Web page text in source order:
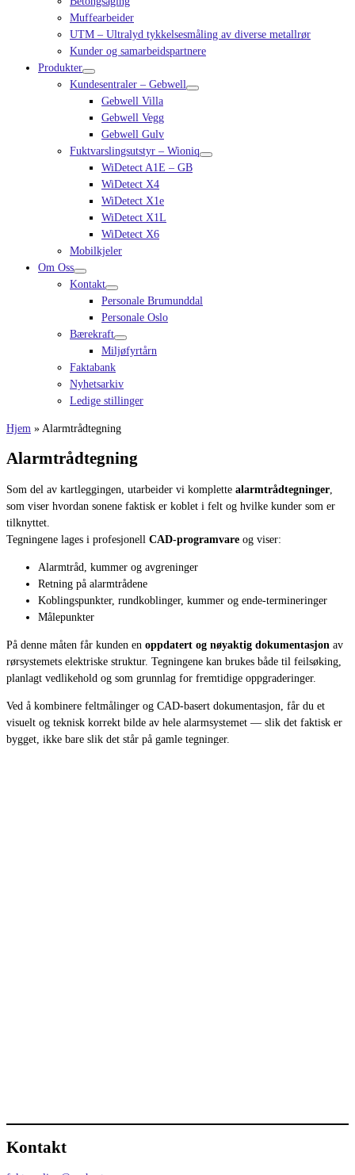
Muffearbeider
UTM – Ultralyd tykkelsesmåling av diverse metallrør
Kunder og samarbeidspartnere
Produkter
Kundesentraler – Gebwell
Gebwell Villa
Gebwell Vegg
Gebwell Gulv
Fuktvarslingsutstyr – Wioniq
WiDetect A1E – GB
WiDetect X4
WiDetect X1e
WiDetect X1L
WiDetect X6
Mobilkjeler
Om Oss
Kontakt
Personale Brumunddal
Personale Oslo
Bærekraft
Miljøfyrtårn
Faktabank
Nyhetsarkiv
Ledige stillinger
Hjem » Alarmtrådtegning
Alarmtrådtegning
Som del av kartleggingen, utarbeider vi komplette alarmtrådtegninger
som viser hvordan sonene faktisk er koblet i felt og hvilke kunder som er
tilknyttet.
Tegningene lages i profesjonell CAD-programvare og viser:
Alarmtråd, kummer og avgreninger
Retning på alarmtrådene
Koblingspunkter, rundkoblinger, kummer og ende-termineringer
Målepunkter
På denne måten får kunden en oppdatert og nøyaktig dokumentasjon av
rørsystemets elektriske struktur. Tegningene kan brukes både til feilsøking,
planlagt vedlikehold og som grunnlag for fremtidige oppgraderinger.
Ved å kombinere feltmålinger og CAD-basert dokumentasjon, får du et
visuelt og teknisk korrekt bilde av hele alarmsystemet — slik det faktisk er
bygget, ikke bare slik det står på gamle tegninger.
Kontakt